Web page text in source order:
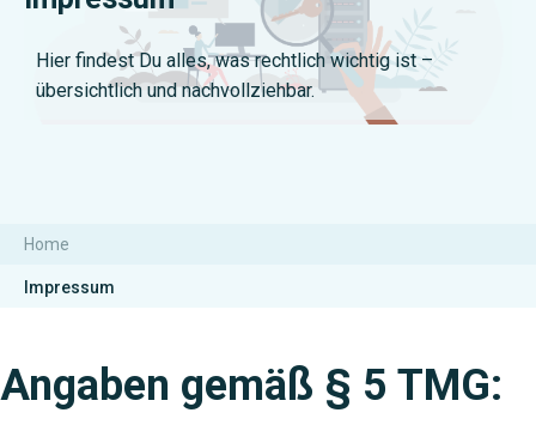
Hier findest Du alles, was rechtlich wichtig ist –
übersichtlich und nachvollziehbar.
Home
Impressum
Angaben gemäß § 5 TMG: